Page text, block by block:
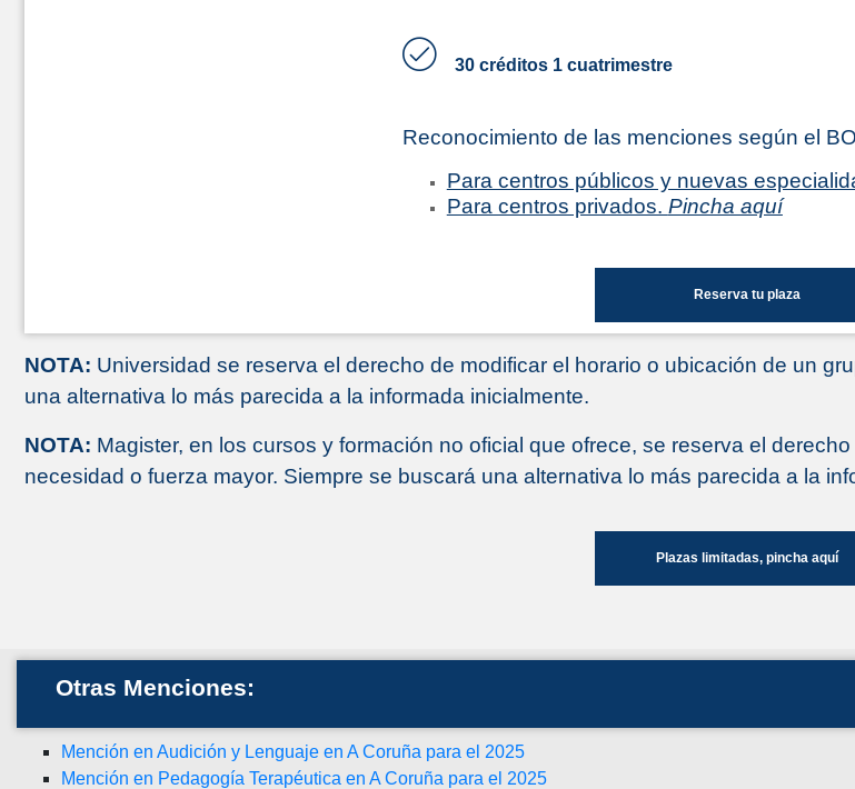
30 créditos 1 cuatrimestre
Reconocimiento de las menciones según el
Para centros públicos y nuevas
Para centros privados. Pincha aquí
Reserva tu plaza
NOTA: Universidad se reserva el derecho de modificar el horario o ubicación de un
una alternativa lo más parecida a la informada inicialmente.
NOTA: Magister, en los cursos y formación no oficial que ofrece, se reserva el
necesidad o fuerza mayor. Siempre se buscará una alternativa lo más parecida a la
Plazas limitadas, pincha aquí
Otras Menciones:
Mención en Audición y Lenguaje en A Coruña para el 2025
Mención en Pedagogía Terapéutica en A Coruña para el 2025